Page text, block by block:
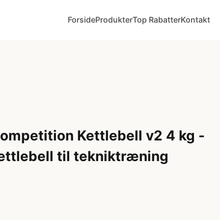
ForsideProdukterTop RabatterKontakt
Kettlebell v2 4 kg -
til tekniktræning